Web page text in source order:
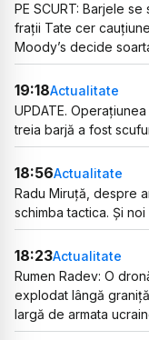
PE SCURT: Barjele
frații Tate cer
Moody’s decide
19:18Actualitate
UPDATE.
treia barjă a fost
18:56Actualitate
Radu Miruță, despre
schimba tactica. Și
18:23Actualitate
Rumen Radev: O
explodat lângă
largă de armata